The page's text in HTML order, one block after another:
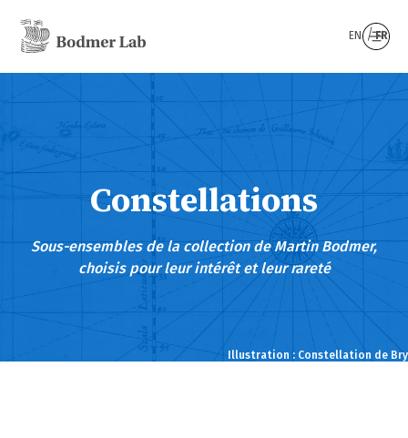
EN FR
Constellations
Sous-ensembles de la collection de Martin Bodmer,
choisis pour leur intérêt et leur rareté
Illustration : Constellation de Bry